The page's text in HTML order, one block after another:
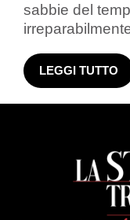
sabbie del
LEGGI TUTTO